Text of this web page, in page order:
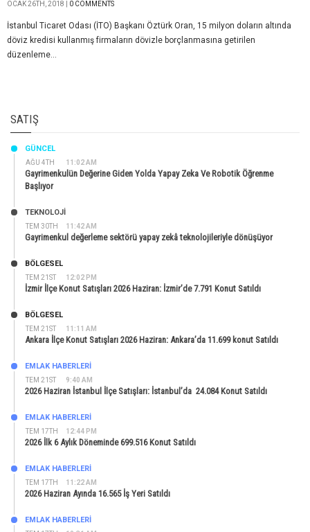
OCAK 26TH, 2018 | 0 COMMENTS
İstanbul Ticaret Odası (İTO) Başkanı Öztürk Oran, 15 milyon doların altında
döviz kredisi kullanmış firmaların dövizle borçlanmasına getirilen
düzenleme...
SATIŞ
AĞU 4TH 11:02 AM
GÜNCEL
Gayrimenkulün Değerine Giden Yolda Yapay Zeka Ve Robotik Öğrenme
Başlıyor
TEM 30TH 11:42 AM
TEKNOLOJİ
Gayrimenkul değerleme sektörü yapay zekâ teknolojileriyle dönüşüyor
TEM 21ST 12:02 PM
BÖLGESEL
İzmir İlçe Konut Satışları 2026 Haziran: İzmir’de 7.791 Konut Satıldı
TEM 21ST 11:11 AM
BÖLGESEL
Ankara İlçe Konut Satışları 2026 Haziran: Ankara’da 11.699 konut Satıldı
TEM 21ST 9:40 AM
EMLAK HABERLERI
2026 Haziran İstanbul İlçe Satışları: İstanbul’da 24.084 Konut Satıldı
TEM 17TH 12:44 PM
EMLAK HABERLERI
2026 İlk 6 Aylık Döneminde 699.516 Konut Satıldı
TEM 17TH 11:22 AM
EMLAK HABERLERI
2026 Haziran Ayında 16.565 İş Yeri Satıldı
EMLAK HABERLERI